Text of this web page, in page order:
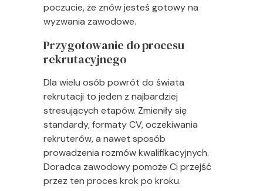
poczucie, że znów jesteś gotowy na
wyzwania zawodowe.
Przygotowanie do procesu
rekrutacyjnego
Dla wielu osób powrót do świata
rekrutacji to jeden z najbardziej
stresujących etapów. Zmieniły się
standardy, formaty CV, oczekiwania
rekruterów, a nawet sposób
prowadzenia rozmów kwalifikacyjnych.
Doradca zawodowy pomoże Ci przejść
przez ten proces krok po kroku.